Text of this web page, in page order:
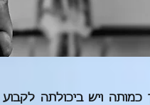
כמותה ויש ביכולתה